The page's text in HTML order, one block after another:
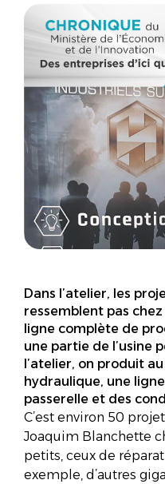
Dans l’atelier, les
ressemblent pas
ligne complète de
une partie de l’usine
l’atelier, on produit
hydraulique, une
passerelle et des
C’est environ 50
Joaquim Blanchette
petits, ceux de
exemple, d’autres